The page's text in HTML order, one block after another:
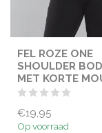
FEL ROZE ONE
SHOULDER
MET KORTE
€19,95
Op voorraad